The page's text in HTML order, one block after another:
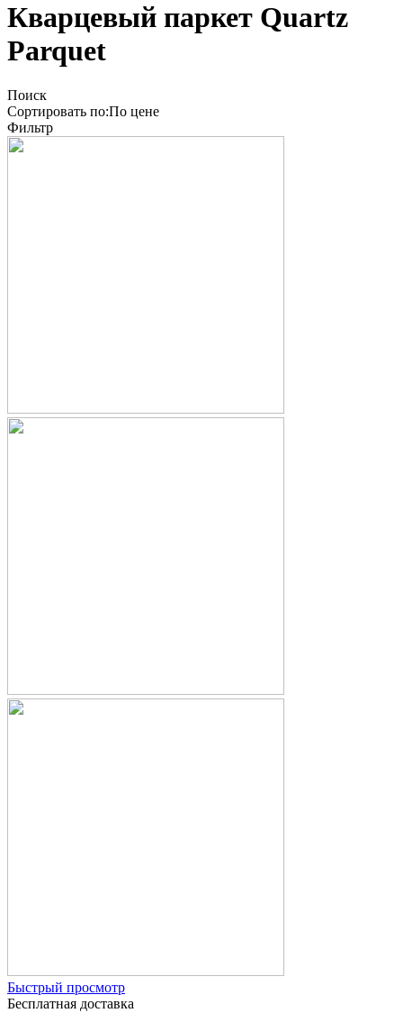
Кварцевый паркет Quartz
Parquet
Поиск
Сортировать по:По цене
Фильтр
Быстрый просмотр
Бесплатная доставка